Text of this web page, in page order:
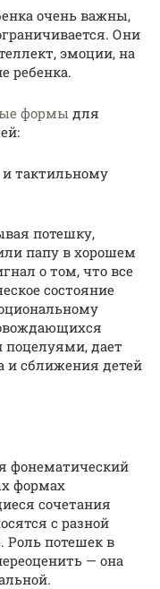
очень важны,
Они
эмоции, на
ребенка.
формы для
тактильному
потешку,
папу в хорошем
о том, что все
состояние
дает
и сближения детей
фонематический
формах
сочетания
с разной
Роль потешек в
— она